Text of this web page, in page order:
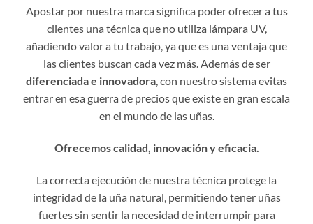
Apostar por nuestra marca significa poder ofrecer a tus
clientes una técnica que no utiliza lámpara UV,
añadiendo valor a tu trabajo, ya que es una ventaja que
las clientes buscan cada vez más. Además de ser
diferenciada e innovadora, con nuestro sistema evitas
entrar en esa guerra de precios que existe en gran escala
en el mundo de las uñas.
Ofrecemos calidad, innovación y eficacia.
La correcta ejecución de nuestra técnica protege la
integridad de la uña natural, permitiendo tener uñas
fuertes sin sentir la necesidad de interrumpir para